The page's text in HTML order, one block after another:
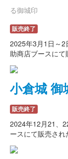
る御城印
販売終了
2025年3月1日～2
助商店ブースにて
小倉城 御
販売終了
2024年12月21、
ースにて販売され